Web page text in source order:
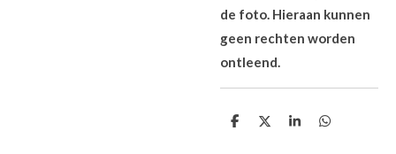
de foto. Hieraan kunnen
geen rechten worden
ontleend.
D
D
S
D